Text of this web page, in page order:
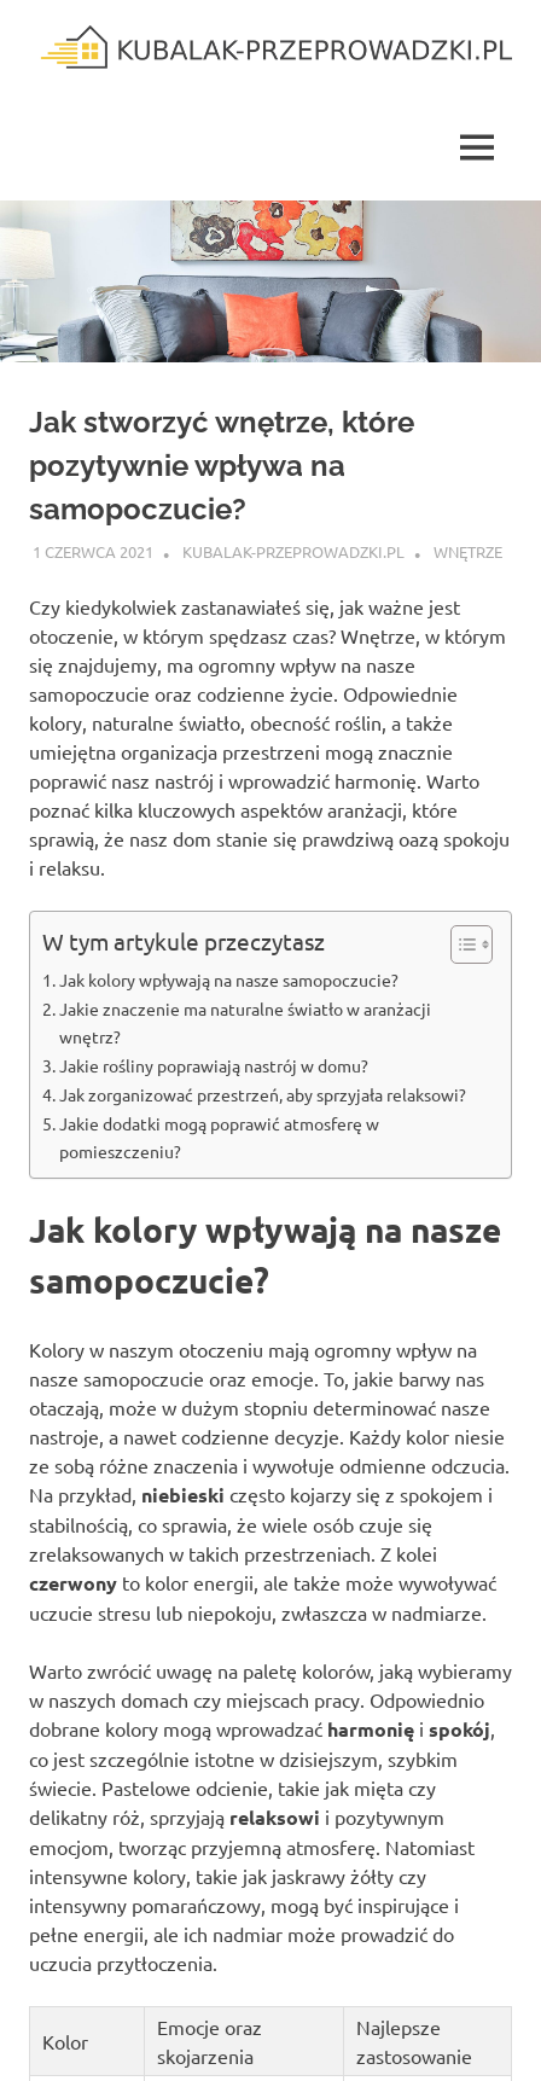
content
MENU
Jak stworzyć wnętrze, które
pozytywnie wpływa na
samopoczucie?
1 CZERWCA 2021 KUBALAK-PRZEPROWADZKI.PL WNĘTRZE
Czy kiedykolwiek zastanawiałeś się, jak ważne jest
otoczenie, w którym spędzasz czas? Wnętrze, w którym
się znajdujemy, ma ogromny wpływ na nasze
samopoczucie oraz codzienne życie. Odpowiednie
kolory, naturalne światło, obecność roślin, a także
umiejętna organizacja przestrzeni mogą znacznie
poprawić nasz nastrój i wprowadzić harmonię. Warto
poznać kilka kluczowych aspektów aranżacji, które
sprawią, że nasz dom stanie się prawdziwą oazą spokoju
i relaksu.
W tym artykule przeczytasz
Jak kolory wpływają na nasze samopoczucie?
Jakie znaczenie ma naturalne światło w aranżacji
wnętrz?
Jakie rośliny poprawiają nastrój w domu?
Jak zorganizować przestrzeń, aby sprzyjała relaksowi?
Jakie dodatki mogą poprawić atmosferę w
pomieszczeniu?
Jak kolory wpływają na nasze
samopoczucie?
Kolory w naszym otoczeniu mają ogromny wpływ na
nasze samopoczucie oraz emocje. To, jakie barwy nas
otaczają, może w dużym stopniu determinować nasze
nastroje, a nawet codzienne decyzje. Każdy kolor niesie
ze sobą różne znaczenia i wywołuje odmienne odczucia.
Na przykład, niebieski często kojarzy się z spokojem i
stabilnością, co sprawia, że wiele osób czuje się
zrelaksowanych w takich przestrzeniach. Z kolei
czerwony to kolor energii, ale także może wywoływać
uczucie stresu lub niepokoju, zwłaszcza w nadmiarze.
Warto zwrócić uwagę na paletę kolorów, jaką wybieramy
w naszych domach czy miejscach pracy. Odpowiednio
dobrane kolory mogą wprowadzać harmonię i spokój
co jest szczególnie istotne w dzisiejszym, szybkim
świecie. Pastelowe odcienie, takie jak mięta czy
delikatny róż, sprzyjają relaksowi i pozytywnym
emocjom, tworząc przyjemną atmosferę. Natomiast
intensywne kolory, takie jak jaskrawy żółty czy
intensywny pomarańczowy, mogą być inspirujące i
pełne energii, ale ich nadmiar może prowadzić do
uczucia przytłoczenia.
Kolor
Emocje oraz
skojarzenia
Najlepsze
zastosowanie